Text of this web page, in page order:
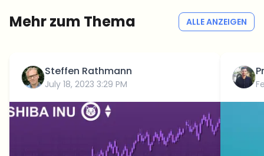
Mehr zum Thema ALLE ANZEIGEN
Steffen Rathmann
July 18, 2023 3:29 PM